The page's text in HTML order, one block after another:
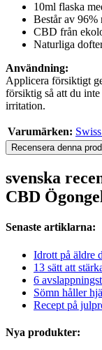
10ml flaska
Består av 96%
CBD från
Naturliga
Användning:
Applicera försiktigt
försiktig så att du
irritation.
Varumärken:
Recensera denna
svenska
CBD
Senaste artiklarna:
Idrott på äldre
13 sätt att
6
Sömn håller
Recept på
Nya produkter: